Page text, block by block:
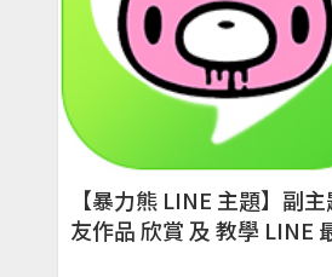
【暴力熊 LINE 主題】副
友作品 欣賞 及 教學 LINE